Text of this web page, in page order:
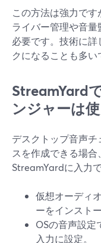
この方法は強力で
ライバー管理や音
必要です。技術に
クになることも多い
StreamYard
ンジャーは
デスクトップ音声
スを作成できる場
StreamYardに入力
仮想オーディ
ーをインストー
OSの音声設定
入力に設定。